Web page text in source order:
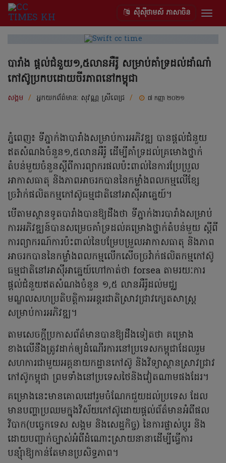
ស៊ីស៊ីថាមស៍ ភាសាចិន
បារាំង ផ្ដល់ជំនួយ១,៥លានអឺរ៉ូ សម្រាប់គាំទ្រដល់ដាំណាំ
កៅស៊ូប្រកបដោយចីរភាពនៅកម្ពុជា
សង្គម / អ្នកយកព័ត៌មាន: សុវណ្ណ ស្រីពេជ្រ / ៧ កញ្ញា ២០២១
ភ្នំពេញ៖ ទីភ្នាក់ងាបារាំងសម្រាប់ការអភិវឌ្ឍ បានផ្ដល់ជំនួយ
ឥតសំណងចំនួន១,៥លានអឺរ៉ូ ដើម្បីគាំទ្រដល់គ្រមោងថ្នាក់
តំបន់មួយចំនួនស្ដីពីការព្យាករផលប៉ះពាល់នៃការប្រែប្រួល
អាកាសធាតុ និងភាពអាចរកបាននៃកម្លាំងពលកម្មលើខ្សែ
ច្រវ៉ាក់ផលិតកម្មកៅស៊ូធម្មជាតិនៅអាស៊ីអាគ្នេយ៍។
បើតាមស្ថានទូតបារាំងបានឱ្យដឹងថា ទីភ្នាក់ងារបារាំងសម្រាប់
ការអភិវឌ្ឍន៍បានសម្រេចគាំទ្រដល់គម្រោងថ្នាក់តំបន់មួយ ស្ដីពី
ការព្យាករណ៍ការប៉ះពាល់នៃបម្រែបម្រួលអាកាសធាតុ និងភាព
អាចរកបាននៃកម្លាំងពលកម្មលើកសើចច្រវ៉ាក់ផលិតកម្មកៅស៊ូ
ធម្មជាតិនៅអាស៊ីអាគ្នេយ៍ហៅកាត់ថា forsea តាមរយៈការ
ផ្ដល់ជំនួយឥតសំណងចំនួន ១,៥ លានអឺរ៉ូដល់មជ្ឈ
មណ្ឌលសហប្រតិបត្តិការអន្តរជាតិស្រាវជ្រាវក្សេតសាស្ត្រ
សម្រាប់ការអភិវឌ្ឍ។
តាមសេចក្ដីប្រកាសព័ត៌មានបានឱ្យដឹងទៀតថា គម្រោង
ខាងលើនឹងត្រូវដាក់ឲ្យដំណើរការនៅប្រទេសកម្ពុជាដែលរួម
សហការជាមួយអគ្គនាយកដ្ឋានកៅស៊ូ និងវិទ្យាស្ថានស្រាវជ្រាវ
កៅស៊ូកម្ពុជា ព្រមទាំងនៅប្រទេសថៃនិងវៀតណាមផងដែរ។
គម្រោងនេះមានគោលដៅរួមចំណែកជួយដល់ប្រទេស ដែល
មានបញ្ហាប្រឈមក្នុងវិស័យកៅស៊ូដោយផ្ដល់ព័ត៌មានអំពីផល
វិបាក(បច្ចេកទេស សង្គម និងសេដ្ឋកិច្ច) នៃការផ្លាស់ប្ដូរ និង
ដោយបញ្ជាក់ច្បាស់អំពីដំណោះស្រាយនានាដើម្បីធ្វើការ
បន្សុំាឱ្យកាន់តែមានប្រសិទ្ធភាព។